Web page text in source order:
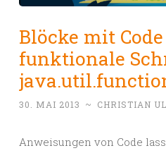
Blöcke mit
funktionale
30. MAI 2013 ~ CHRISTIAN
Anweisungen von Code